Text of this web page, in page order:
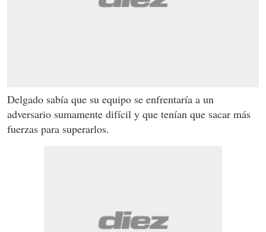
Delgado sabía que su equipo se enfrentaría a un
adversario sumamente difícil y que tenían que sacar más
fuerzas para superarlos.